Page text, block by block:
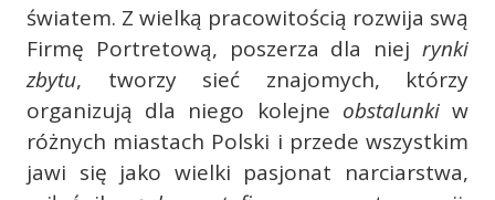
światem. Z wielką pracowitością rozwija swą
Firmę Portretową, poszerza dla niej rynki
zbytu, tworzy sieć znajomych, którzy
organizują dla niego kolejne obstalunkiw
różnych miastach Polski i przede wszystkim
jawi się jako wielki pasjonat narciarstwa,